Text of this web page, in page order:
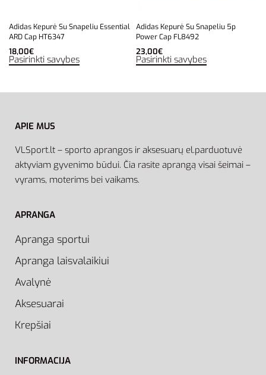
Adidas Kepurė Su Snapeliu Essential
ARD Cap HT6347
18,00€
Pasirinkti savybes
Adidas Kepurė Su Snapeliu 5p
Power Cap FL8492
23,00€
Pasirinkti savybes
APIE MUS
VLSport.lt – sporto aprangos ir aksesuarų el.parduotuvė
aktyviam gyvenimo būdui. Čia rasite aprangą visai šeimai –
vyrams, moterims bei vaikams.
APRANGA
Apranga sportui
Apranga laisvalaikiui
Avalynė
Aksesuarai
Krepšiai
INFORMACIJA